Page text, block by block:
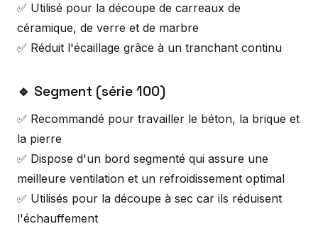
✅ Utilisé pour la découpe de carreaux de
céramique, de verre et de marbre
✅ Réduit l'écaillage grâce à un tranchant continu
🔹 Segment (série 100)
✅ Recommandé pour travailler le béton, la brique et
la pierre
✅ Dispose d'un bord segmenté qui assure une
meilleure ventilation et un refroidissement optimal
✅ Utilisés pour la découpe à sec car ils réduisent
l'échauffement